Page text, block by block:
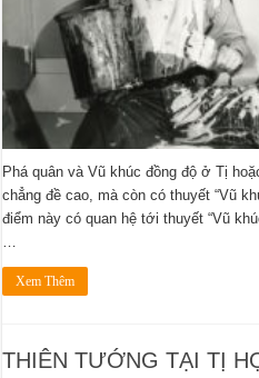
Phá quân và Vũ khúc đồng độ ở Tị
chẳng đề cao, mà còn có thuyết “Vũ
điểm này có quan hệ tới thuyết “Vũ
Xem Thêm
THIÊN TƯỚNG TẠI TỊ